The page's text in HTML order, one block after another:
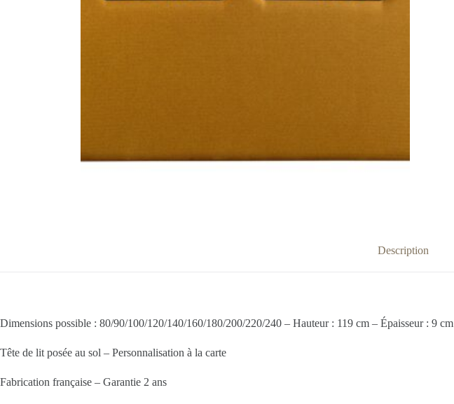
Description
Dimensions possible : 80/90/100/120/140/160/180/200/220/240 – Hauteur : 119 cm – Épaisseur : 9 cm
Tête de lit posée au sol – Personnalisation à la carte
Fabrication française – Garantie 2 ans